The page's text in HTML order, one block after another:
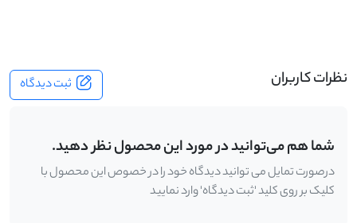
نظرات کاربران ثبت دیدگاه
شما هم می‌توانید در مورد این محصول نظر دهید.
درصورت تمایل می توانید دیدگاه خود را در خصوص این محصول با
کلیک بر روی کلید 'ثبت دیدگاه' وارد نمایید